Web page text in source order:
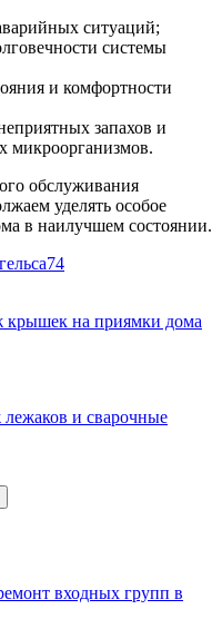
ситуаций;
системы
и комфортности
запахов и
микроорганизмов.
обслуживания
уделять особое
в наилучшем состоянии.
на приямки дома
и сварочные
входных групп в